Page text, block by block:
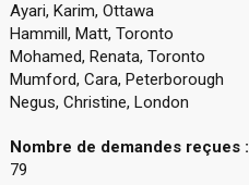
Ayari, Karim, Ottawa
Hammill, Matt, Toronto
Mohamed, Renata, Toronto
Mumford, Cara, Peterborough
Negus, Christine, London
Nombre de demandes reçues :
79